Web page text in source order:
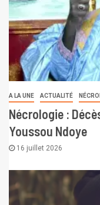
A LA UNE ACTUALITÉ
Nécrologie :
Youssou Ndoye
16 juillet 2026